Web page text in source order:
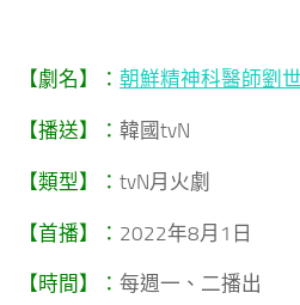
【劇名】： 朝鮮精神科醫師劉
【播送】： 韓國tvN
【類型】： tvN月火劇
【首播】： 2022年8月1日
【時間】： 每週一、二播出